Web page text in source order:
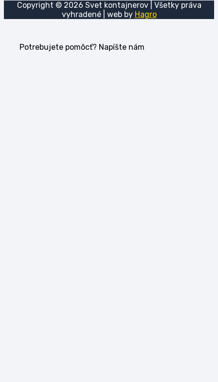
Copyright © 2026 Svet kontajnerov | Všetky práva
vyhradené | web by Hagro
Potrebujete pomôcť? Napíšte nám